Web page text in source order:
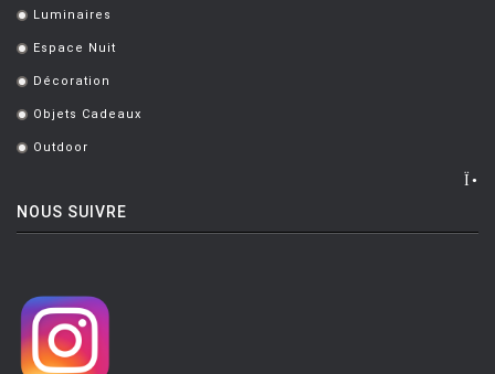
. Luminaires
. Espace Nuit
. Décoration
. Objets Cadeaux
. Outdoor
NOUS SUIVRE